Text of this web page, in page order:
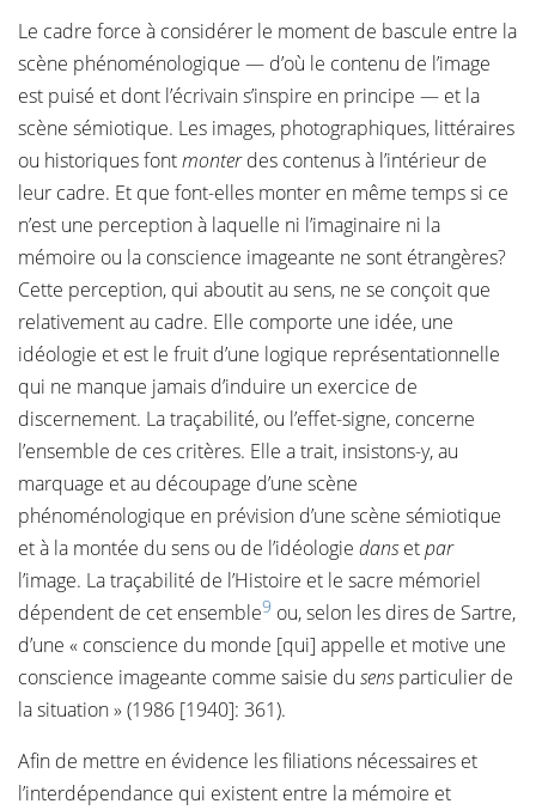
Le cadre force à considérer le moment de bascule entre la
scène phénoménologique — d’où le contenu de l’image
est puisé et dont l’écrivain s’inspire en principe — et la
scène sémiotique. Les images, photographiques, littéraires
ou historiques fontmonterdes contenus à l’intérieur de
leur cadre. Et que font-elles monter en même temps si ce
n’est une perception à laquelle ni l’imaginaire ni la
mémoire ou la conscience imageante ne sont étrangères?
Cette perception, qui aboutit au sens, ne se conçoit que
relativement au cadre. Elle comporte une idée, une
idéologie et est le fruit d’une logique représentationnelle
qui ne manque jamais d’induire un exercice de
discernement. La traçabilité, ou l’effet-signe, concerne
l’ensemble de ces critères. Elle a trait, insistons-y, au
marquage et au découpage d’une scène
phénoménologique en prévision d’une scène sémiotique
et à la montée du sens ou de l’idéologie dansetpar
l’image. La traçabilité de l’Histoire et le sacre mémoriel
dépendent de cet ensemble9 ou, selon les dires de Sartre,
d’une « conscience du monde [qui] appelle et motive une
conscience imageante comme saisie du sensparticulier de
la situation » (1986 [1940]: 361).
Afin de mettre en évidence les filiations nécessaires et
l’interdépendance qui existent entre la mémoire et